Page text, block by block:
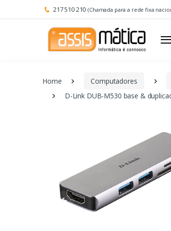
217 510 210 (Chamada para a rede fixa
Home Computadores
D-Link DUB-M530 base &